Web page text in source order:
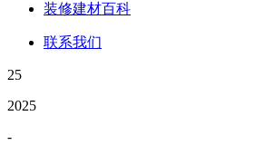
装修建材百科
联系我们
25
2025
-